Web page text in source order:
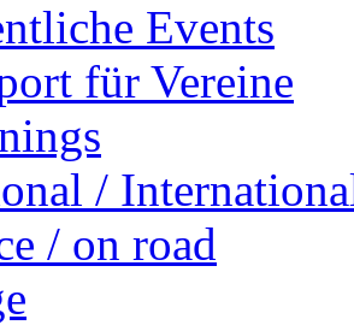
Events
für Vereine
/
/ on road